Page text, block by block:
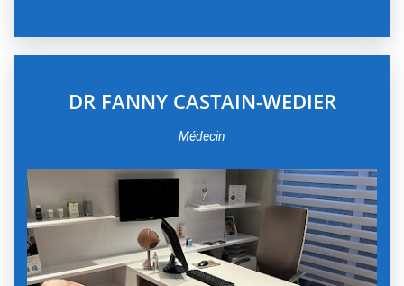
DR FANNY CASTAIN-WEDIER
Médecin